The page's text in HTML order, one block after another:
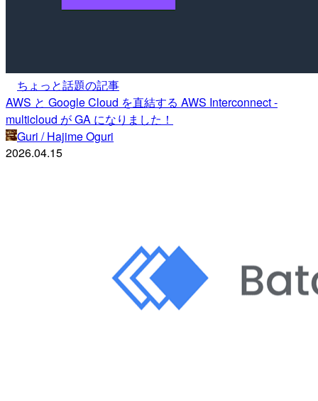
ちょっと話題の記事
AWS と Google Cloud を直結する AWS Interconnect -
multicloud が GA になりました！
Guri / Hajime Oguri
2026.04.15